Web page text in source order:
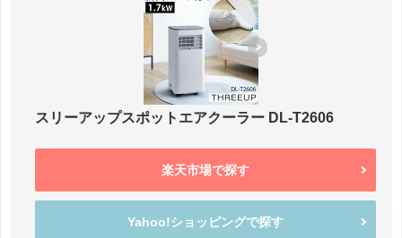
スリーアップスポットエアクーラー DL-T2606
楽天市場で探す
Yahoo!ショッピングで探す